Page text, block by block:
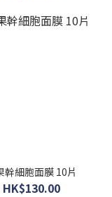
幹細胞面膜 10片
HK$130.00